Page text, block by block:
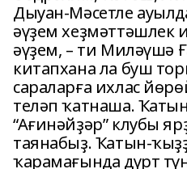
Дыуан-Мәсетле
әүҙем хеҙмәттәшлек
әүҙем, – ти Миләүшә
китапхана ла буш
сараларға ихлас
теләп ҡатнаша.
“Ағинәйҙәр” клубы
таянабыҙ. Ҡатын-
ҡарамағында дүрт